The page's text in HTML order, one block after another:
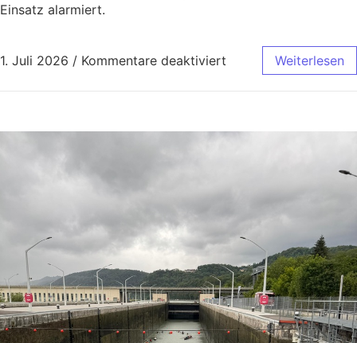
Einsatz alarmiert.
1. Juli 2026 / Kommentare deaktiviert Weiterlesen